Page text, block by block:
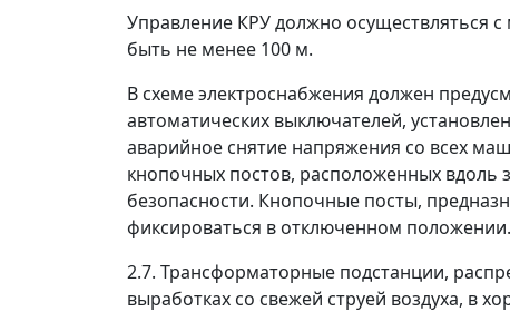
Управление КРУ должно осуществляться
быть не менее 100 м.
В схеме электроснабжения должен
автоматических выключателей,
аварийное снятие напряжения со всех
кнопочных постов, расположенных вдоль
безопасности. Кнопочные посты,
фиксироваться в отключенном положении.
2.7. Трансформаторные подстанции,
выработках со свежей струей воздуха, в